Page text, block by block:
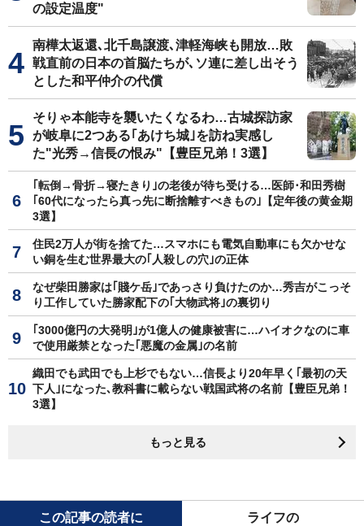
の設定温度"
南樺太返還､北千島譲渡､津軽海峡も開放…敗
戦直前の日本の首脳たちが､ソ連に差し出そう
とした和平仲介の代償
そりゃ本能寺を襲いたくなるわ…古城探訪家
が岐阜に2つある｢あけち城｣を訪ね実感し
た"光秀→信長の恨み"【豊臣兄弟！3選】
｢転倒→骨折→寝たきり｣の老後が待ち受ける…医師･和田秀樹
｢60代になったら真っ先に断捨離すべきもの｣【定年後の黄金期
3選】
住民2万人が街を捨てた…スマホにも電気自動車にも欠かせな
い銅を生む世界最大の｢人殺しの穴｣の正体
なぜ柴田勝家は｢賤ケ岳｣であっさり負けたのか…秀吉がこっそ
り工作していた勝家配下の｢大物武将｣の裏切り
｢3000億円の大発明｣が1億人の健康被害に…ハイオクなのに車
で使用厳禁となった｢悪魔の金属｣の名前
織田でも武田でも上杉でもない…信長より20年早く｢最初の天
下人｣になった､教科書に載らない戦国武将の名前【豊臣兄弟！
3選】
もっと見る
この記事の読者に ライフの